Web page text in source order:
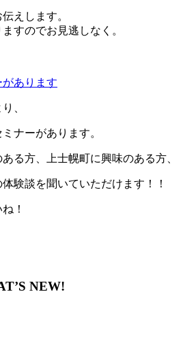
えします。
すのでお見逃しなく。
あります
、
ナーがあります。
る方、上士幌町に興味のある方、
験談を聞いていただけます！！
！
NEW!